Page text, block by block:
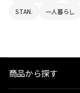
STAN.
一人暮らし
商品から探す